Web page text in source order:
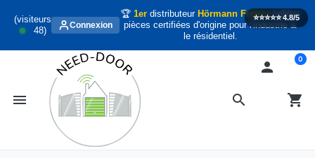
(visiteurs
48)
Connexion
🏆 1erdistributeur Hörmann Francehabitat
pièces certifiées d'origine pour l'industrie &
le résidentiel.
⭐️⭐️⭐️⭐️⭐️4.8/5
search
menu

shopping_cart
0